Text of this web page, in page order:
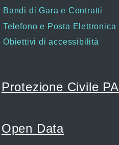
Bandi di Gara e Contratti
Telefono e Posta Elettronica
Obiettivi di accessibilità
Protezione Civile PA
Open Data